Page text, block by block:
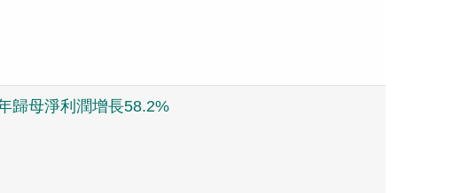
歸母淨利潤增長58.2%